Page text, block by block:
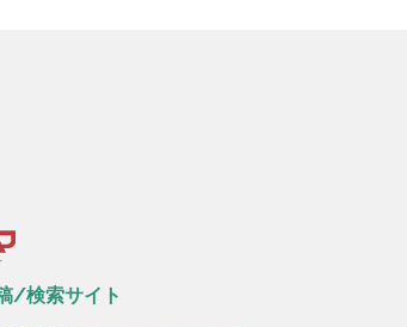
/検索サイト